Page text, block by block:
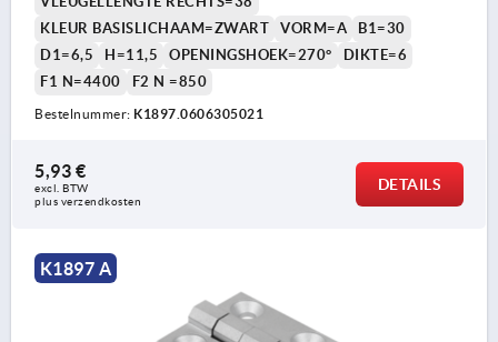
KLEUR BASISLICHAAM=ZWART
VORM=A
B1=30
D1=6,5
H=11,5 OPENINGSHOEK=270°
DIKTE=6
F1 N=4400
F2 N =850
Bestelnummer: K1897.0606305021
5,93 €
excl. BTW
plus verzendkosten
DETAILS
K1897 A